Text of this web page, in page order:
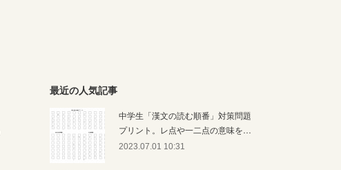
最近の人気記事
中学生「漢文の読む順番」対策問題
プリント。レ点や一二点の意味を…
2023.07.01 10:31